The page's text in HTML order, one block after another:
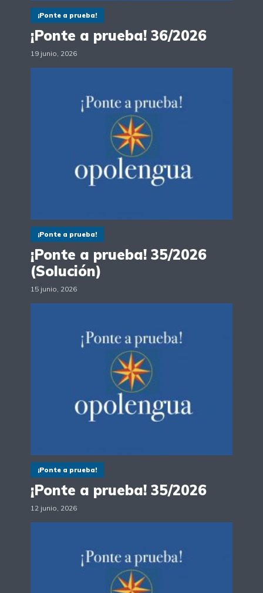
¡Ponte a prueba!
¡Ponte a prueba! 36/2026
19 junio, 2026
¡Ponte a prueba!
¡Ponte a prueba! 35/2026
(Solución)
15 junio, 2026
¡Ponte a prueba!
¡Ponte a prueba! 35/2026
12 junio, 2026